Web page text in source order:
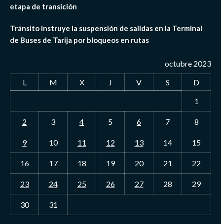
etapa de transición
Tránsito instruye la suspensión de salidas en la Terminal
de Buses de Tarija por bloqueos en rutas
octubre 2023
L
M X J V S
D
1
2 3 4 5 6 7 8
9 10 11 12 13 14 15
16 17 18 19 20 21 22
23 24 25 26 27 28 29
30 31